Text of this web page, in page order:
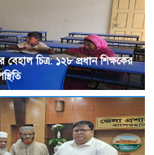
বেহাল চিত্র: ১২৮ প্রধান শিক্ষকের